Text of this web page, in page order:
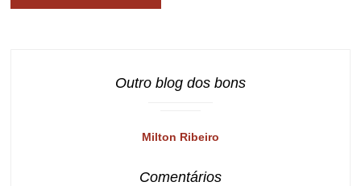
Outro blog dos bons
Milton Ribeiro
Comentários